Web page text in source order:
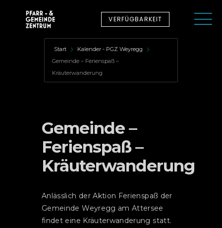
VERFÜGBARKEIT
Start
Kalender - PGZ Weyregg
Gemeinde – Ferienspaß –
Kräuterwanderung
Gemeinde –
Ferienspaß –
Kräuterwanderung
Anlässlich der Aktion Ferienspaß der
Gemeinde Weyregg am Attersee
findet eine Kräuterwanderung statt.